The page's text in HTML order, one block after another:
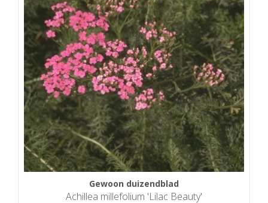
Gewoon duizendblad
Achillea millefolium 'Lilac Beauty'